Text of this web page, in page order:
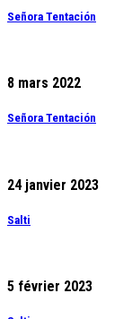
Señora Tentación
8 mars 2022
Señora Tentación
24 janvier 2023
Salti
5 février 2023